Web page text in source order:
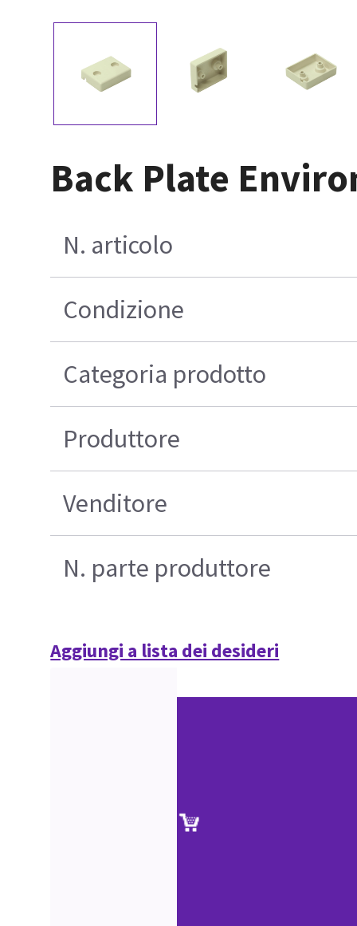
Back Plate
N. articolo
Condizione
Categoria prodotto
Produttore
Venditore
N. parte produttore
Aggiungi a lista dei desideri